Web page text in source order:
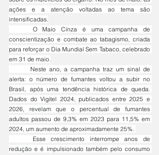
ações e a atenção voltadas ao tema são
intensificadas.
conscientização e combate ao tabagismo, criada
para reforçar o Dia Mundial Sem Tabaco, celebrado
em 31 de maio.
alerta: o número de fumantes voltou a subir no
Brasil, após uma tendência histórica de queda.
Dados do Vigitel 2024, publicados entre 2025 e
2026, revelam que o percentual de fumantes
adultos passou de 9,3% em 2023 para 11,5% em
2024, um aumento de aproximadamente 25%.
redução e é impulsionado também pelo consumo